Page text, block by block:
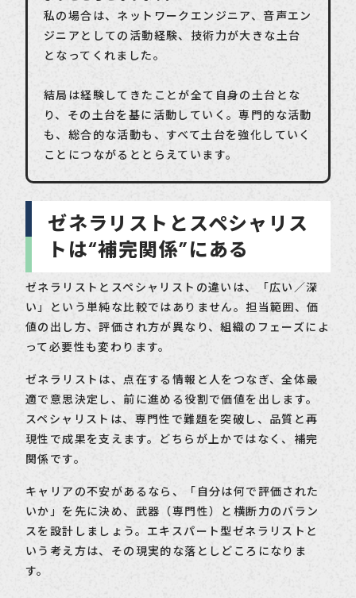
私の場合は、ネットワークエンジニア、音声エン
ジニアとしての活動経験、技術力が大きな土台
となってくれました。
結局は経験してきたことが全て自身の土台とな
り、その土台を基に活動していく。専門的な活動
も、総合的な活動も、すべて土台を強化していく
ことにつながるととらえています。
ゼネラリストとスペシャリス
トは“補完関係”にある
ゼネラリストとスペシャリストの違いは、「広い／深
い」という単純な比較ではありません。担当範囲、価
値の出し方、評価され方が異なり、組織のフェーズによ
って必要性も変わります。
ゼネラリストは、点在する情報と人をつなぎ、全体最
適で意思決定し、前に進める役割で価値を出します。
スペシャリストは、専門性で難題を突破し、品質と再
現性で成果を支えます。どちらが上かではなく、補完
関係です。
キャリアの不安があるなら、「自分は何で評価された
いか」を先に決め、武器（専門性）と横断力のバラン
スを設計しましょう。エキスパート型ゼネラリストと
いう考え方は、その現実的な落としどころになりま
す。